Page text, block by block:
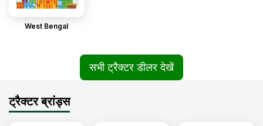
West Bengal
सभी ट्रैक्टर डीलर देखें
ट्रैक्टर ब्रांड्स